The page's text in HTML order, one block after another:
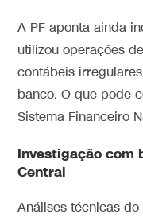
A PF aponta ainda
utilizou operações
contábeis
banco. O que pode
Sistema Financeiro
Investigação com
Central
Análises técnicas